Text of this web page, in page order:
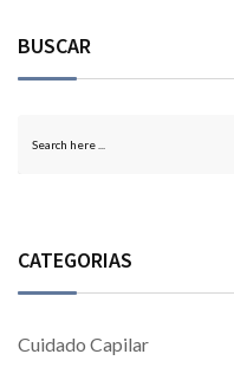
BUSCAR
CATEGORIAS
Cuidado Capilar